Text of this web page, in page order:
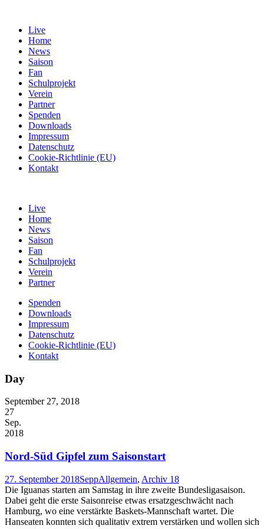
Live
Home
News
Saison
Fan
Schulprojekt
Verein
Partner
Spenden
Downloads
Impressum
Datenschutz
Cookie-Richtlinie (EU)
Kontakt
Live
Home
News
Saison
Fan
Schulprojekt
Verein
Partner
Spenden
Downloads
Impressum
Datenschutz
Cookie-Richtlinie (EU)
Kontakt
Day
September 27, 2018
27
Sep.
2018
Nord-Süd Gipfel zum Saisonstart
27. September 2018SeppAllgemein, Archiv 18
Die Iguanas starten am Samstag in ihre zweite Bundesligasaison.
Dabei geht die erste Saisonreise etwas ersatzgeschwächt nach
Hamburg, wo eine verstärkte Baskets-Mannschaft wartet. Die
Hanseaten konnten sich qualitativ extrem verstärken und wollen sich